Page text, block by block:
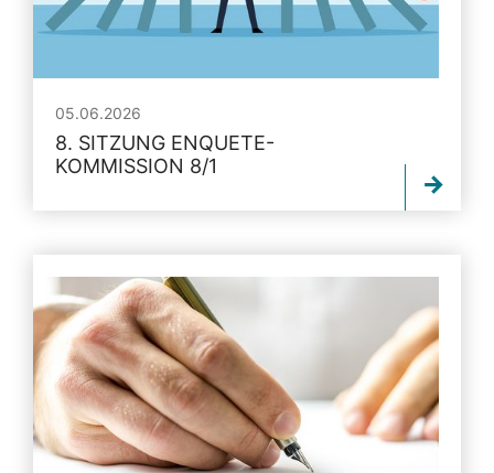
05.06.2026
8. SITZUNG ENQUETE-
KOMMISSION 8/1